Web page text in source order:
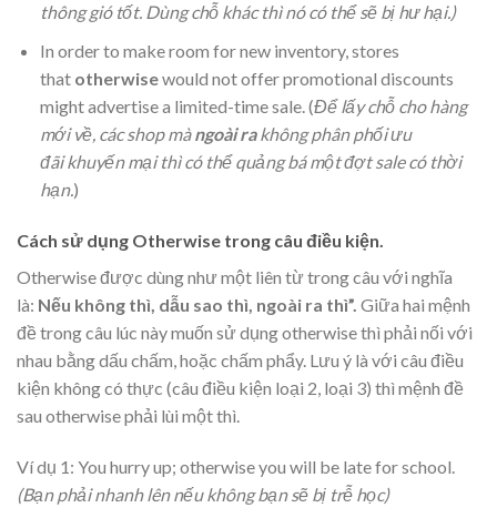
thông gió tốt. Dùng chỗ khác thì nó có thể sẽ bị hư hại.)
In order to make room for new inventory, stores
that otherwisewould not offer promotional discounts
might advertise a limited-time sale. (Để lấy chỗ cho hàng
mới về, các shop màngoài rakhông phân phối ưu
đãi khuyến mại thì có thể quảng bá một đợt sale có thời
hạn.)
Cách sử dụng Otherwise trong câu điều kiện.
Otherwise được dùng như một liên từ trong câu với nghĩa
là: Nếu không thì, dẫu sao thì, ngoài ra thì”. Giữa hai mệnh
đề trong câu lúc này muốn sử dụng otherwise thì phải nối với
nhau bằng dấu chấm, hoặc chấm phẩy. Lưu ý là với câu điều
kiện không có thực (câu điều kiện loại 2, loại 3) thì mệnh đề
sau otherwise phải lùi một thì.
Ví dụ 1: You hurry up; otherwise you will be late for school.
(Bạn phải nhanh lên nếu không bạn sẽ bị trễ học)